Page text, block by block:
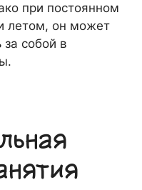
при постоянном
летом, он может
за собой в